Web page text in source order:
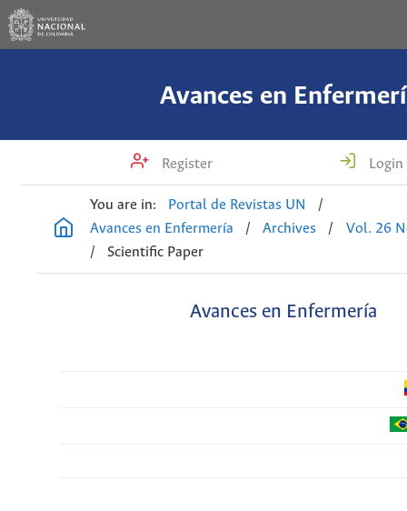
Avances en
Register Login
You are in: Portal de Revistas UN
/
Avances en Enfermería
/ Archives /
Vol. 26
/
Scientific Paper
Avances en Enfermería